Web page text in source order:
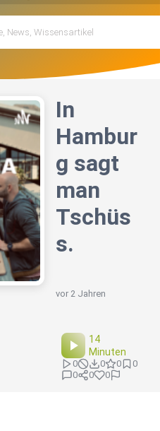
In
Hambur
g sagt
man
Tschüs
s.
vor 2 Jahren
14
Minuten
0 0 0
0
0
0 0